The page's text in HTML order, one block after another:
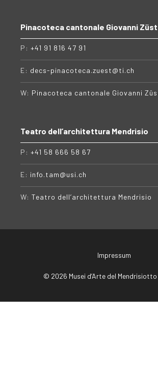
Pinacoteca cantonale Giovanni Züst
P: +41 91 816 47 91
E: decs-pinacoteca.zuest@ti.ch
W: Pinacoteca cantonale Giovanni
Teatro dell’architettura Mendrisio
P: +41 58 666 58 67
E: info.tam@usi.ch
W: Teatro dell’architettura Mendrisio
Impressum
© 2026 Musei d’Arte del